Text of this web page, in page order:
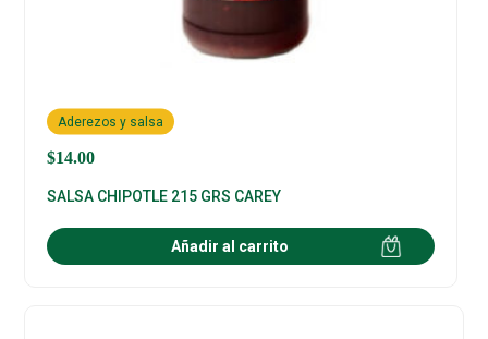
$14.00
Aderezos y salsa
SALSA CHIPOTLE 215 GRS CAREY
Añadir al carrito